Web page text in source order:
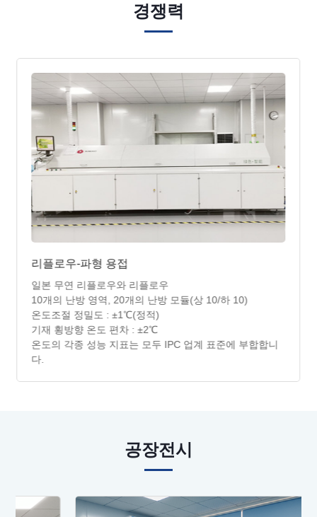
경쟁력
리플로우-파형 용접
일본 무연 리플로우와 리플로우
10개의 난방 영역, 20개의 난방 모듈(상 10/하 10)
온도조절 정밀도 : ±1℃(정적)
기재 횡방향 온도 편차 : ±2℃
온도의 각종 성능 지표는 모두 IPC 업계 표준에 부합합니
다.
공장전시